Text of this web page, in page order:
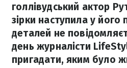
голлівудський актор
зірки наступила у його
деталей не
день журналісти
пригадати, яким було